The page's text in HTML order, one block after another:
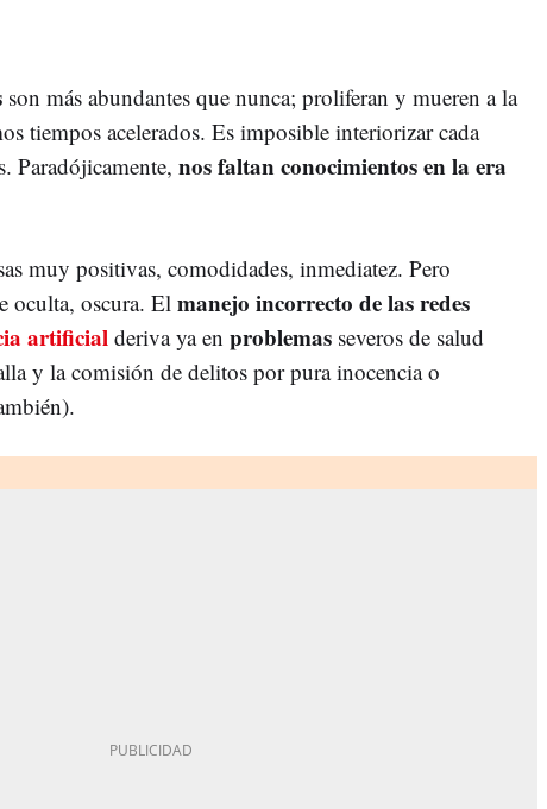
son más abundantes que nunca; proliferan y mueren a la
tiempos acelerados. Es imposible interiorizar cada
Paradójicamente, nos faltan conocimientos en la era
muy positivas, comodidades, inmediatez. Pero
oculta, oscura. El manejo incorrecto de las redes
artificial deriva ya en problemas severos de salud
y la comisión de delitos por pura inocencia o